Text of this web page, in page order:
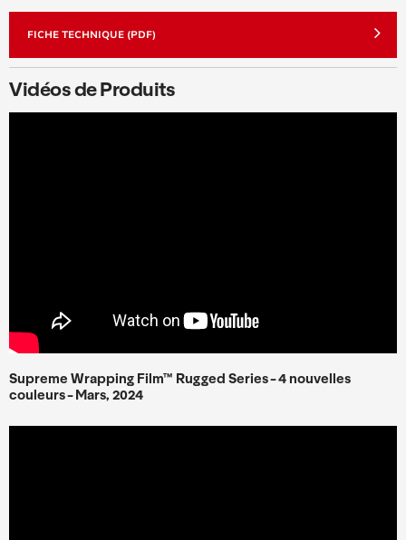
FICHE TECHNIQUE (PDF)
Vidéos de Produits
Supreme Wrapping Film™ Rugged Series - 4 nouvelles
couleurs - Mars, 2024